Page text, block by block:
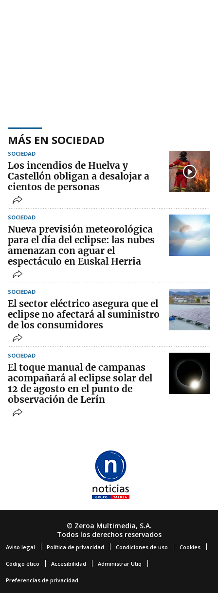
MÁS EN SOCIEDAD
SOCIEDAD
Los incendios de Huelva y
Castellón obligan a desalojar a
cientos de personas
SOCIEDAD
Nueva previsión meteorológica
para el día del eclipse: las nubes
amenazan con aguar el
espectáculo en Euskal Herria
SOCIEDAD
El sector eléctrico asegura que el
eclipse no afectará al suministro
de los consumidores
SOCIEDAD
El toque manual de campanas
acompañará al eclipse solar del
12 de agosto en el punto de
observación de Lerín
© Zeroa Multimedia, S.A.
Todos los derechos reservados
Aviso legal Política de privacidad Condiciones de uso Cookies
Código ético Accesibilidad Administrar Utiq
Preferencias de privacidad